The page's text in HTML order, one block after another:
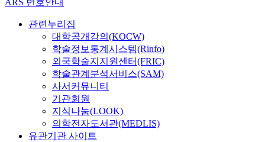
ARS 번호안내
관련누리집
대학공개강의(KOCW)
학술정보통계시스템(Rinfo)
외국학술지지원센터(FRIC)
학술관계분석서비스(SAM)
사서커뮤니티
기관회원
지식나눔(LOOK)
의학전자도서관(MEDLIS)
유관기관 사이트